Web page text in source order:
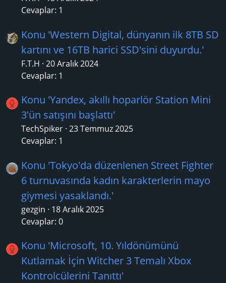
Cevaplar: 1
Konu 'Western Digital, dünyanın ilk 8TB SD
kartını ve 16TB harici SSD'sini duyurdu.'
F.T.H 20 Aralık 2024
Cevaplar: 1
Konu 'Yandex, akıllı hoparlör Station Mini
3'ün satışını başlattı'
TechSpiker 23 Temmuz 2025
Cevaplar: 1
Konu 'Tokyo'da düzenlenen Street Fighter
6 turnuvasında kadın karakterlerin mayo
giymesi yasaklandı.'
gezgin
18 Aralık 2025
Cevaplar: 0
Konu 'Microsoft, 10. Yıldönümünü
Kutlamak İçin Witcher 3 Temalı Xbox
Kontrolcülerini Tanıttı'